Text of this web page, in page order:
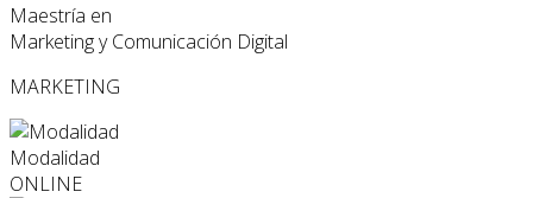
Maestría en
Marketing y Comunicación Digital
MARKETING
Modalidad
ONLINE